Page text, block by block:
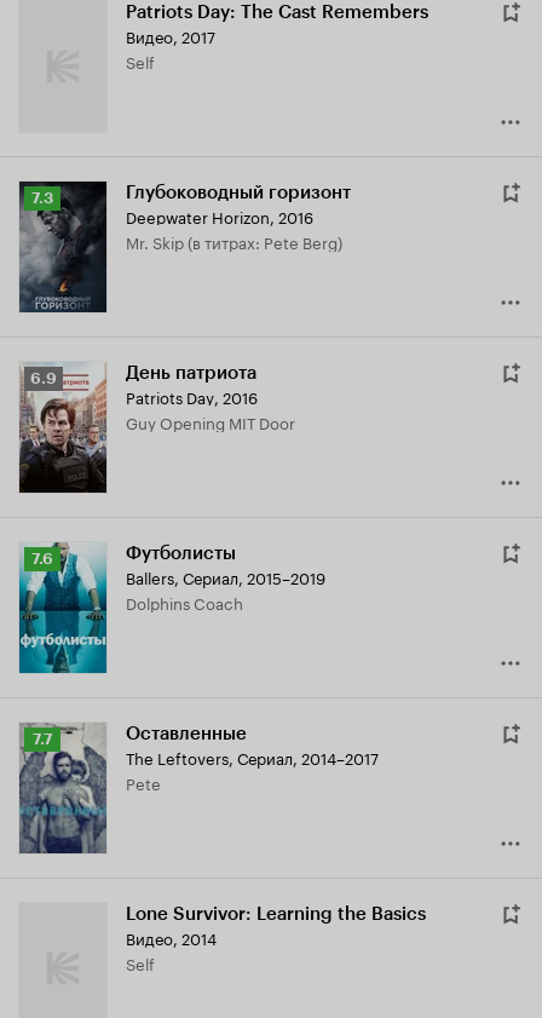
Patriots Day: The Cast Remembers
Видео, 2017
Self
Рейтинг
Кинопоиска
7.3
7.3 Глубоководный горизонт
Deepwater Horizon, 2016
Mr. Skip (в титрах: Pete Berg)
Рейтинг
Кинопоиска
6.9
6.9 День патриота
Patriots Day, 2016
Guy Opening MIT Door
Рейтинг
Кинопоиска
7.6
7.6 Футболисты
Ballers, Сериал, 2015–2019
Dolphins Coach
Рейтинг
Кинопоиска
7.7
7.7 Оставленные
The Leftovers, Сериал, 2014–2017
Pete
Lone Survivor: Learning the Basics
Видео, 2014
Self